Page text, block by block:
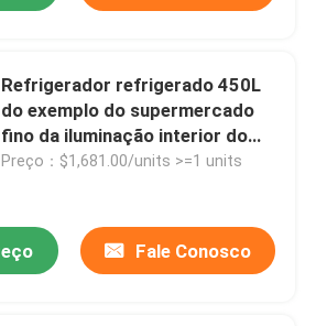
técnicas mercantís de vidro da
do gelado
Refrigerador refrigerado 450L
do exemplo do supermercado
fino da iluminação interior do
diodo emissor de luz da porta
Preço：$1,681.00/units >=1 units
Fale Conosco